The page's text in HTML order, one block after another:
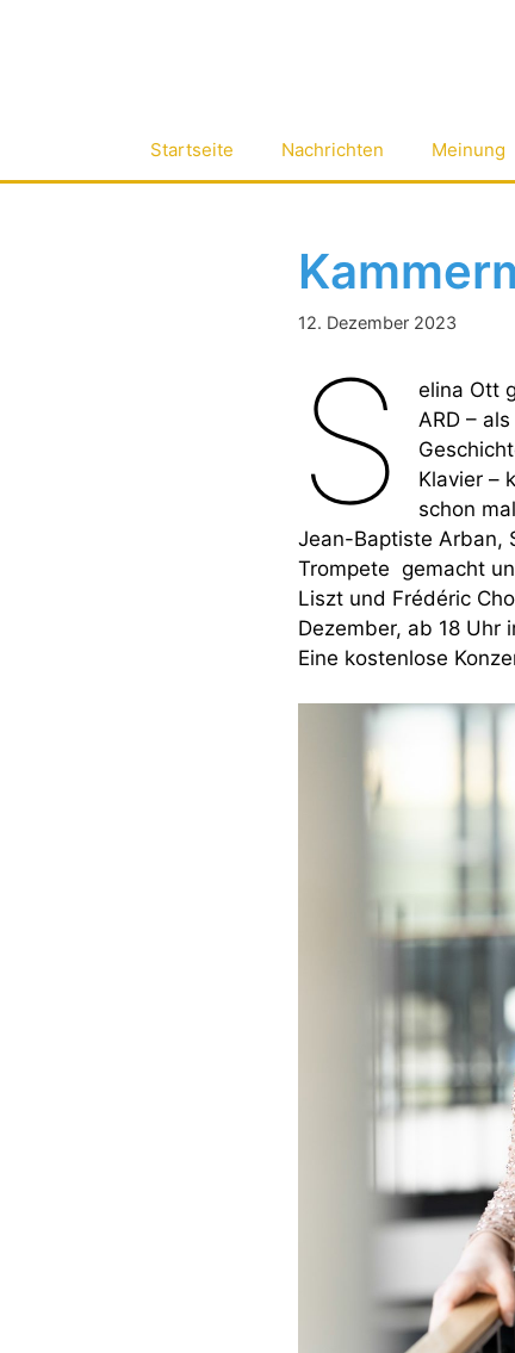
Startseite Nachrichten Meinung
12. Dezember 2023
S
elina Ott
ARD –
Klavier –
schon
Jean-Baptiste Arban,
Trompete gemacht
Liszt und Frédéric
Dezember, ab 18 Uhr
Eine kostenlose